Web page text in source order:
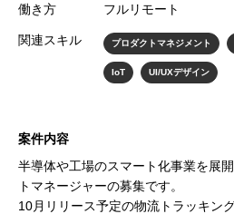
働き方 フルリモート
関連スキル プロダクトマネジメント
IoT UI/UXデザイン
案件内容
半導体や工場のスマート化事業を展
トマネージャーの募集です。
10月リリース予定の物流トラッキン